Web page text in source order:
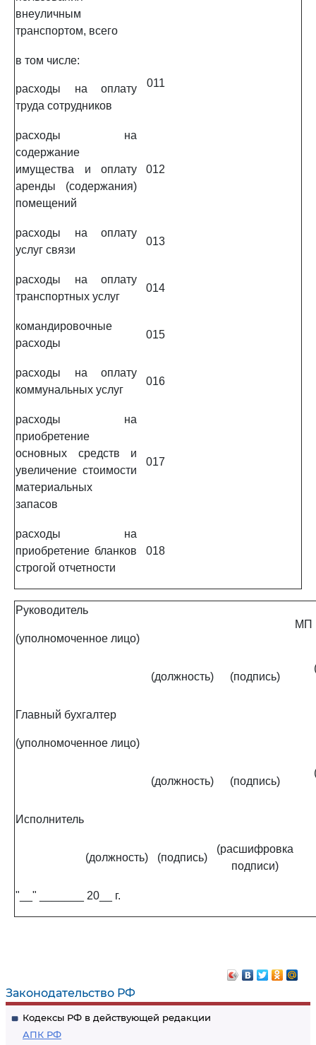
Законодательство РФ
Кодексы РФ в действующей редакции
АПК РФ
внеуличным
транспортом, всего
в том числе:
расходы на оплату
труда сотрудников
011
расходы на
содержание
имущества и оплату
аренды (содержания)
помещений
012
расходы на оплату
услуг связи
013
расходы на оплату
транспортных услуг
014
командировочные
расходы
015
расходы на оплату
коммунальных услуг
016
расходы на
приобретение
основных средств и
увеличение стоимости
материальных
запасов
017
расходы на
приобретение бланков
строгой отчетности
018
Руководитель
(уполномоченное лицо)
МП
(должность) (подпись)
Главный бухгалтер
(уполномоченное лицо)
(должность) (подпись)
Исполнитель
(должность) (подпись)
(расшифровка
подписи)
"__" _______ 20__ г.